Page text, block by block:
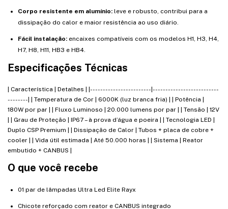
Corpo resistente em alumínio: leve e robusto, contribui para a
dissipação do calor e maior resistência ao uso diário.
Fácil instalação: encaixes compatíveis com os modelos H1, H3, H4,
H7, H8, H11, HB3 e HB4.
Especificações Técnicas
| Característica | Detalhes | |------------------------|--------------------------
--------| | Temperatura de Cor | 6000K (luz branca fria) | | Potência |
180W por par | | Fluxo Luminoso | 20.000 lumens por par | | Tensão | 12V
| | Grau de Proteção | IP67 – à prova d’água e poeira | | Tecnologia LED |
Duplo CSP Premium | | Dissipação de Calor | Tubos + placa de cobre +
cooler | | Vida útil estimada | Até 50.000 horas | | Sistema | Reator
embutido + CANBUS |
O que você recebe
01 par de lâmpadas Ultra Led Elite Rayx
Chicote reforçado com reator e CANBUS integrado